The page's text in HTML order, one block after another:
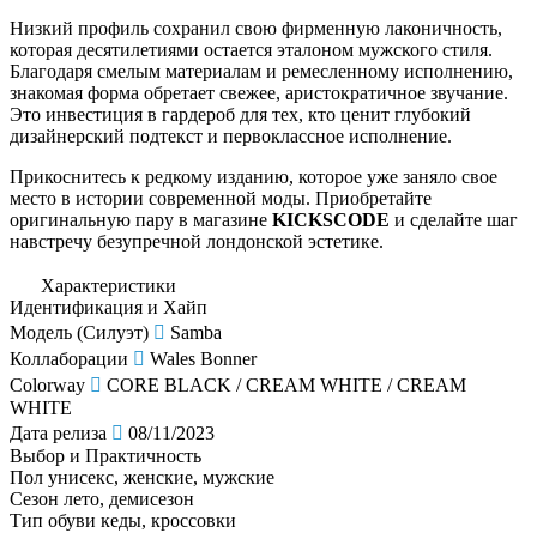
Низкий профиль сохранил свою фирменную лаконичность,
которая десятилетиями остается эталоном мужского стиля.
Благодаря смелым материалам и ремесленному исполнению,
знакомая форма обретает свежее, аристократичное звучание.
Это инвестиция в гардероб для тех, кто ценит глубокий
дизайнерский подтекст и первоклассное исполнение.
Прикоснитесь к редкому изданию, которое уже заняло свое
место в истории современной моды. Приобретайте
оригинальную пару в магазине KICKSCODE и сделайте шаг
навстречу безупречной лондонской эстетике.
Характеристики
Идентификация и Хайп
Модель (Силуэт)
Samba
Коллаборации
Wales Bonner
Colorway
CORE BLACK / CREAM WHITE / CREAM
WHITE
Дата релиза
08/11/2023
Выбор и Практичность
Пол унисекс, женские, мужские
Сезон лето, демисезон
Тип обуви кеды, кроссовки